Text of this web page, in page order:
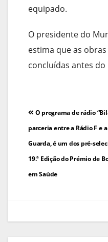
equipado.
O presidente do
estima que as
concluídas antes
Navegação
de
artigos
O programa de rádio
parceria entre a Rádio F e
Guarda, é um dos pré-
19.ª Edição do Prémio de
em Saúde